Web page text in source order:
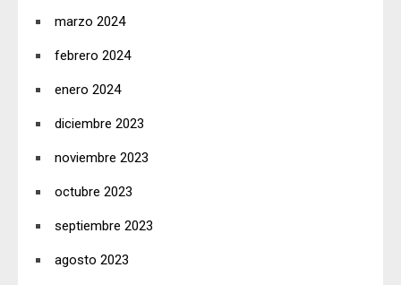
marzo 2024
febrero 2024
enero 2024
diciembre 2023
noviembre 2023
octubre 2023
septiembre 2023
agosto 2023